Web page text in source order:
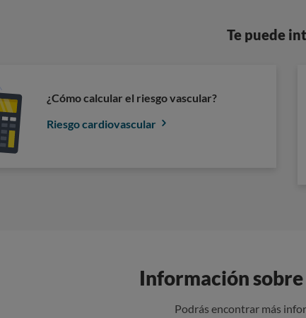
Te puede
¿Cómo calcular el riesgo vascular?
Riesgo cardiovascular
Información
Podrás encontrar más